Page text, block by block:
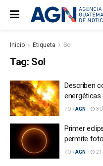
Inicio Etiqueta Sol
Tag: Sol
Describen
energéticas
PORAGN 3
Primer
permite
PORAGN 21